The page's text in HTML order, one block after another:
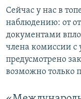
Сейчас у нас в
наблюдению: от
документами
члена комиссии с
предусмотрено
возможно только